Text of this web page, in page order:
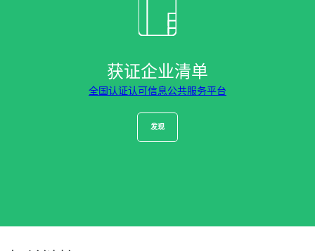
获证企业清单
全国认证认可信息公共服务平台
发现